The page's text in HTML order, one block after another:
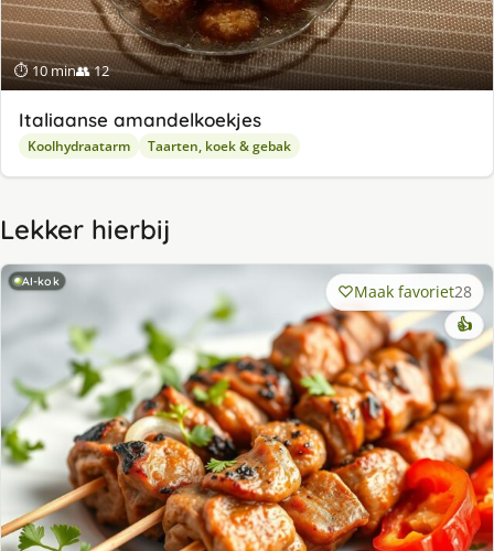
⏱ 10 min👥 12
Italiaanse amandelkoekjes
Koolhydraatarm Taarten, koek & gebak
Lekker hierbij
AI-kok Maak favoriet28
👍